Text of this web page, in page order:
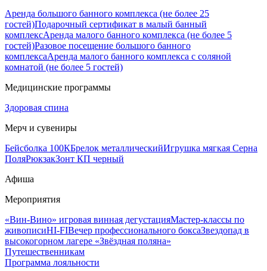
Аренда большого банного комплекса (не более 25
гостей)Подарочный сертификат в малый банный
комплексАренда малого банного комплекса (не более 5
гостей)Разовое посещение большого банного
комплексаАренда малого банного комплекса с соляной
комнатой (не более 5 гостей)
Медицинские программы
Здоровая спина
Мерч и сувениры
Бейсболка 100КБрелок металлическийИгрушка мягкая Серна
ПоляРюкзакЗонт КП черный
Афиша
Мероприятия
«Вин-Вино» игровая винная дегустацияМастер-классы по
живописиHI-FIВечер профессионального боксаЗвездопад в
высокогорном лагере «Звёздная поляна»
Путешественникам
Программа лояльности